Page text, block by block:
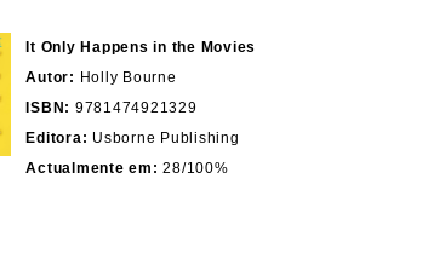
It Only Happens in the Movies
Autor: Holly Bourne
ISBN: 9781474921329
Editora: Usborne Publishing
Actualmente em: 28/100%